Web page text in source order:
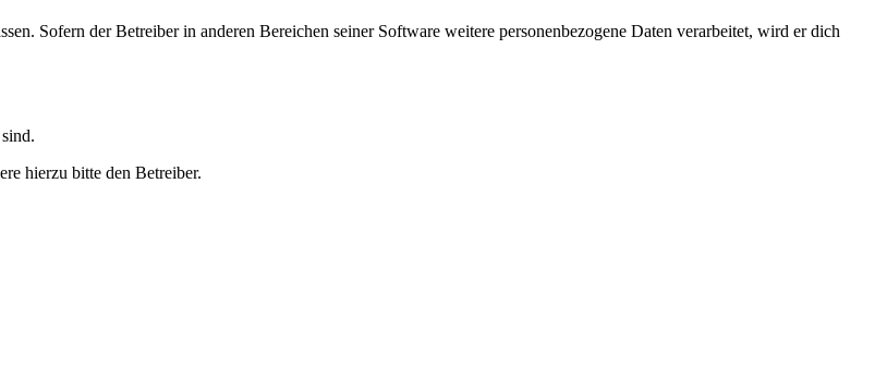
Sofern der Betreiber in anderen Bereichen seiner Software weitere personenbezogene Daten verarbeitet, wird er dich
hierzu bitte den Betreiber.